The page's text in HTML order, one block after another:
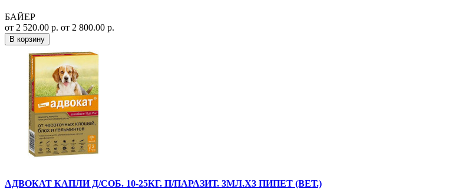
БАЙЕР
от 2 520.00 р. от 2 800.00 р.
В корзину
АДВОКАТ КАПЛИ Д/СОБ. 10-25КГ. П/ПАРАЗИТ. 3МЛ.Х3 ПИПЕТ (ВЕТ.)